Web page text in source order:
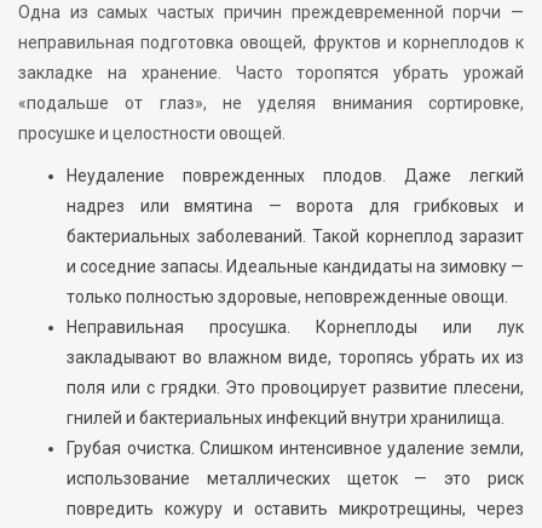
Одна из самых частых причин преждевременной порчи —
неправильная подготовка овощей, фруктов и корнеплодов к
закладке на хранение. Часто торопятся убрать урожай
«подальше от глаз», не уделяя внимания сортировке,
просушке и целостности овощей.
Неудаление поврежденных плодов. Даже легкий
надрез или вмятина — ворота для грибковых и
бактериальных заболеваний. Такой корнеплод заразит
и соседние запасы. Идеальные кандидаты на зимовку —
только полностью здоровые, неповрежденные овощи.
Неправильная просушка. Корнеплоды или лук
закладывают во влажном виде, торопясь убрать их из
поля или с грядки. Это провоцирует развитие плесени,
гнилей и бактериальных инфекций внутри хранилища.
Грубая очистка. Слишком интенсивное удаление земли,
использование металлических щеток — это риск
повредить кожуру и оставить микротрещины, через